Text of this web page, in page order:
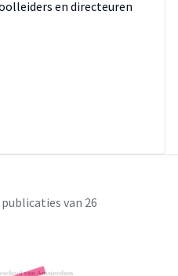
en directeuren
van 26